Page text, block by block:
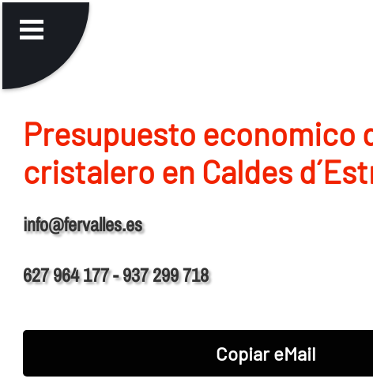
Presupuesto economico
cristalero en Caldes
info@fervalles.es
627 964 177 - 937 299 718
Copiar eMail